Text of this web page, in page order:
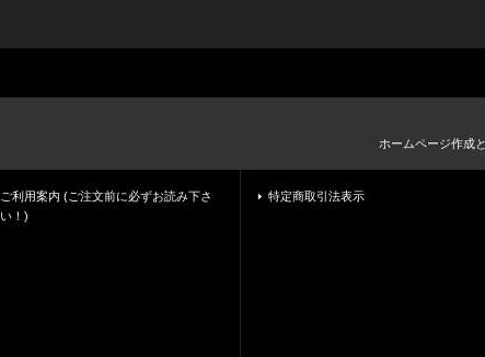
ホームページ作成
ご利用案内 (ご注文前に必ずお読み下さ
い！)
特定商取引法表示